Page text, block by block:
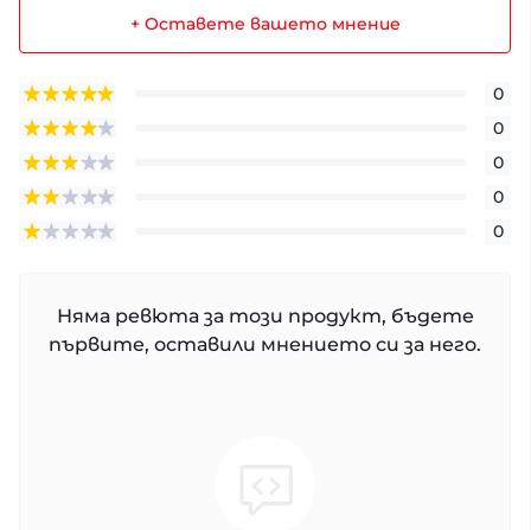
+ Оставете вашето мнение
0
0
0
0
0
Няма ревюта за този продукт, бъдете
първите, оставили мнението си за него.